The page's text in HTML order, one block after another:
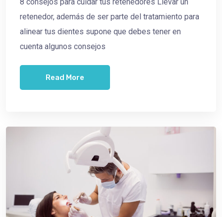
retenedor, además de ser parte del tratamiento para
alinear tus dientes supone que debes tener en
cuenta algunos consejos
Read More